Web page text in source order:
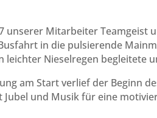
unserer Mitarbeiter
in die pulsierende
Nieselregen begleitete
am Start verlief der Beginn
und Musik für eine